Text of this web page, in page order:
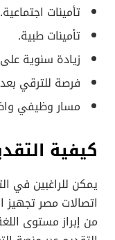
تأمينات اجتماعية.
تأمينات طبية.
زيادة سنوية
فرصة للترقي بعد 6 أشهر.
مسار وظيفي
كيفية
يمكن للراغبين في
اتصالات مصر تجهيز
من إبراز مستوى